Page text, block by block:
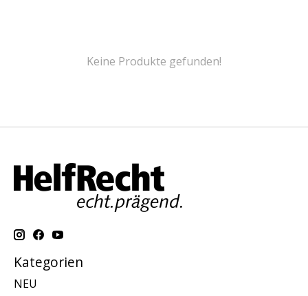
Keine Produkte gefunden!
Kategorien
NEU